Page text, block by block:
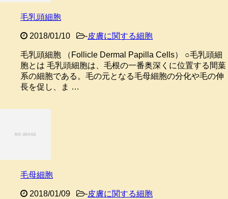
毛乳頭細胞
2018/01/10 -皮膚に関する細胞
毛乳頭細胞 （Follicle Dermal Papilla Cells） ○毛乳頭細
胞とは 毛乳頭細胞は、毛根の一番奥深くに位置する間葉
系の細胞である。毛の元となる毛母細胞の分化や毛の伸
長を促し、ま …
毛母細胞
2018/01/09 -皮膚に関する細胞